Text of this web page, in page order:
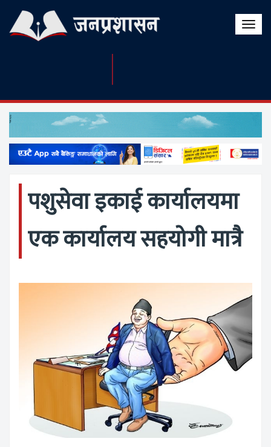
Toggle
पशुसेवा इकाई कार्यालयमा
एक कार्यालय सहयोगी मात्रै